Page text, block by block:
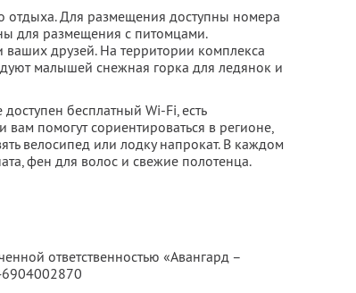
отдыха. Для размещения доступны номера
для размещения с питомцами.
ваших друзей. На территории комплекса
малышей снежная горка для ледянок и
бесплатный Wi-Fi, есть
помогут сориентироваться в регионе,
велосипед или лодку напрокат. В каждом
фен для волос и свежие полотенца.
ответственностью «Авангард –